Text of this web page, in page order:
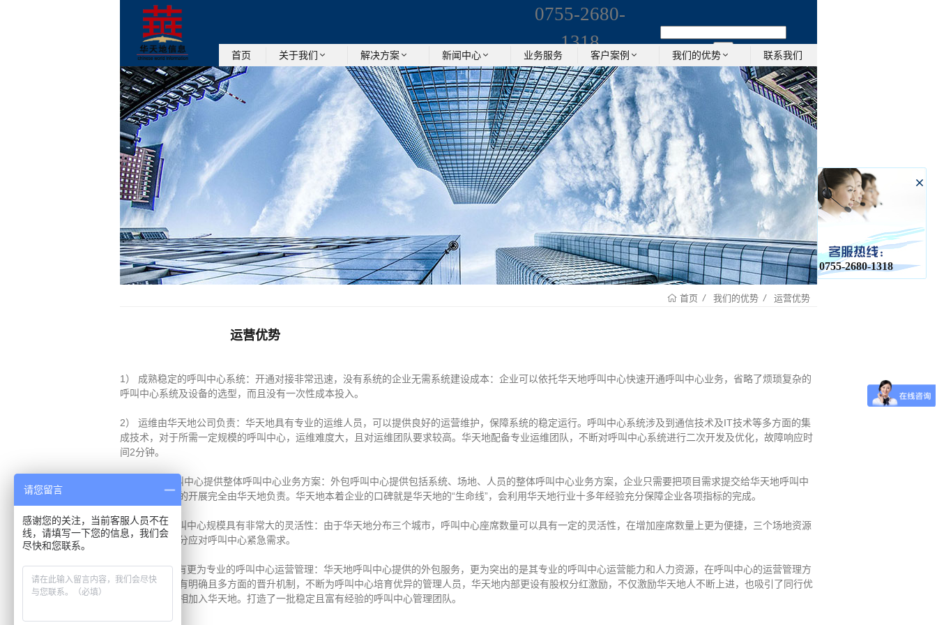
0755-2680-
1318
首页 关于我们 解决方案 新闻中心 业务服务 客户案例 我们的优势 联系我们
首页 我们的优势 运营优势
运营优势
1） 成熟稳定的呼叫中心系统：开通对接非常迅速，没有系统的企业无需系统建设成本：企业可以依托华天地呼叫中心快速开通呼叫中心业务，省略了烦琐复杂的
呼叫中心系统及设备的选型，而且没有一次性成本投入。
2） 运维由华天地公司负责：华天地具有专业的运维人员，可以提供良好的运营维护，保障系统的稳定运行。呼叫中心系统涉及到通信技术及IT技术等多方面的集
成技术，对于所需一定规模的呼叫中心，运维难度大，且对运维团队要求较高。华天地配备专业运维团队，不断对呼叫中心系统进行二次开发及优化，故障响应时
间2分钟。
3）华天地呼叫中心提供整体呼叫中心业务方案：外包呼叫中心提供包括系统、场地、人员的整体呼叫中心业务方案，企业只需要把项目需求提交给华天地呼叫中
心，日常运营的开展完全由华天地负责。华天地本着企业的口碑就是华天地的“生命线”，会利用华天地行业十多年经验充分保障企业各项指标的完成。
4） 华天地呼叫中心规模具有非常大的灵活性：由于华天地分布三个城市，呼叫中心座席数量可以具有一定的灵活性，在增加座席数量上更为便捷，三个场地资源
合理协调，充分应对呼叫中心紧急需求。
5） 华天地拥有更为专业的呼叫中心运营管理：华天地呼叫中心提供的外包服务，更为突出的是其专业的呼叫中心运营能力和人力资源，在呼叫中心的运营管理方
面优势明显。有明确且多方面的晋升机制，不断为呼叫中心培育优异的管理人员，华天地内部更设有股权分红激励，不仅激励华天地人不断上进，也吸引了同行优
秀管理人员竞相加入华天地。打造了一批稳定且富有经验的呼叫中心管理团队。
0755-2680-1318
请您留言
感谢您的关注，当前客服人员不在
线，请填写一下您的信息，我们会
尽快和您联系。